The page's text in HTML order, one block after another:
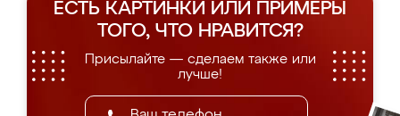
ЕСТЬ КАРТИНКИ ИЛИ ПРИМЕРЫ
ТОГО, ЧТО НРАВИТСЯ?
Присылайте — сделаем также или
лучше!